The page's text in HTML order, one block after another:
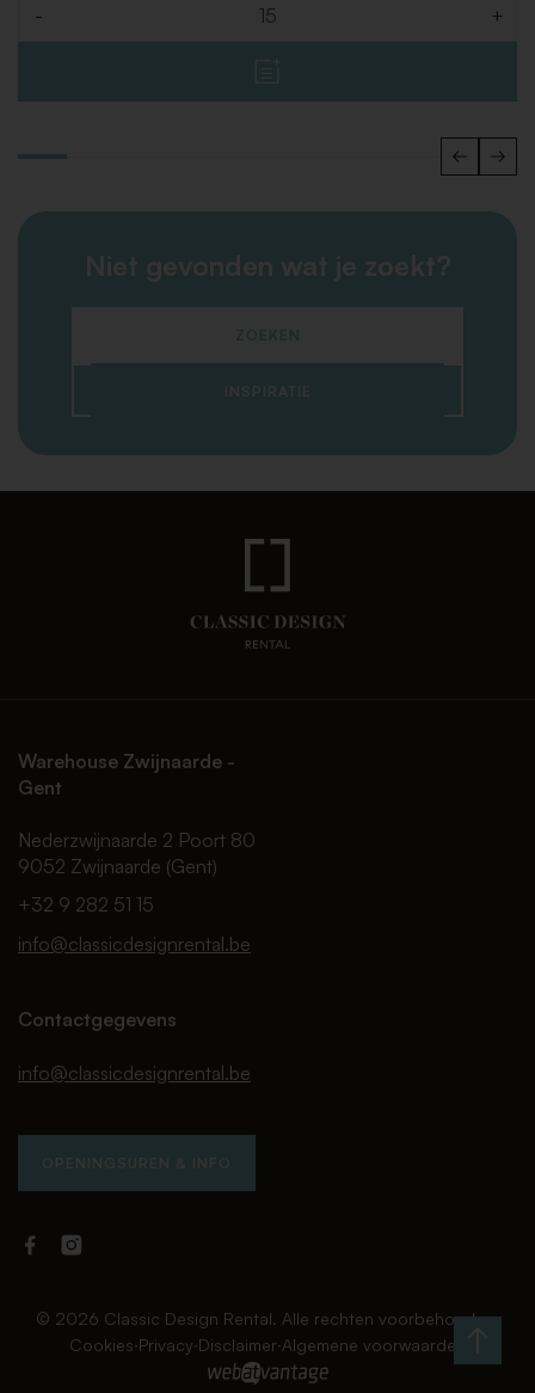
- +
Niet gevonden wat je zoekt?
ZOEKEN
INSPIRATIE
Warehouse Zwijnaarde -
Gent
Nederzwijnaarde 2 Poort 80
9052 Zwijnaarde (Gent)
+32 9 282 51 15
info@classicdesignrental.be
Contactgegevens
info@classicdesignrental.be
OPENINGSUREN & INFO
Facebook
Rental
Instagram
Rental
© 2026 Classic Design Rental. Alle rechten voorbehouden.
Cookies∙Privacy∙Disclaimer∙Algemene voorwaarden